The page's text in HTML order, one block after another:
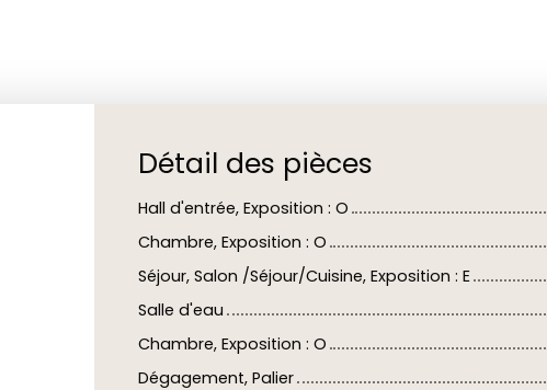
Détail des pièces
Hall d'entrée, Exposition : O
Chambre, Exposition : O
Séjour, Salon /Séjour/Cuisine, Exposition : E
Salle d'eau
Chambre, Exposition : O
Dégagement, Palier